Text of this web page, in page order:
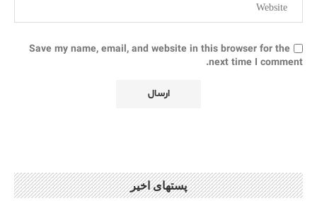
Save my name, email, and website in this browser for the
next time I comment.
پستهای اخیر